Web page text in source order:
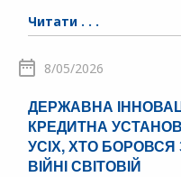
Читати . . .
8/05/2026
ДЕРЖАВНА
КРЕДИТНА
УСІХ, ХТО
ВІЙНІ СВІТОВІЙ